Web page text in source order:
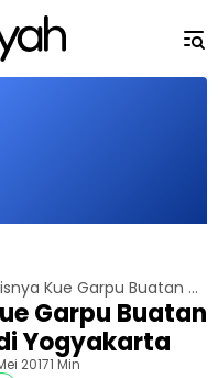
Yummy... Manisnya Kue Garpu Buatan Anak-Anak Ahmadi Yogyakarta
Garpu Buatan
Yogyakarta
20171 Min